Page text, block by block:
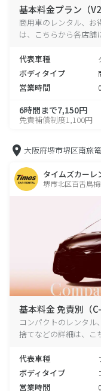
基本料金プラン（V2
商用車のレンタル、お
は、こちらから各店舗
代表車種
ボディタイプ
営業時間
6時間まで7,150円
免責補償制度1,100円
大阪府堺市堺区南旅
タイムズカーレ
堺市北区百舌鳥
基本料金 免責別（C-
コンパクトのレンタル
捨てなどの詳細は、こ
代表車種
ボディタイプ
営業時間